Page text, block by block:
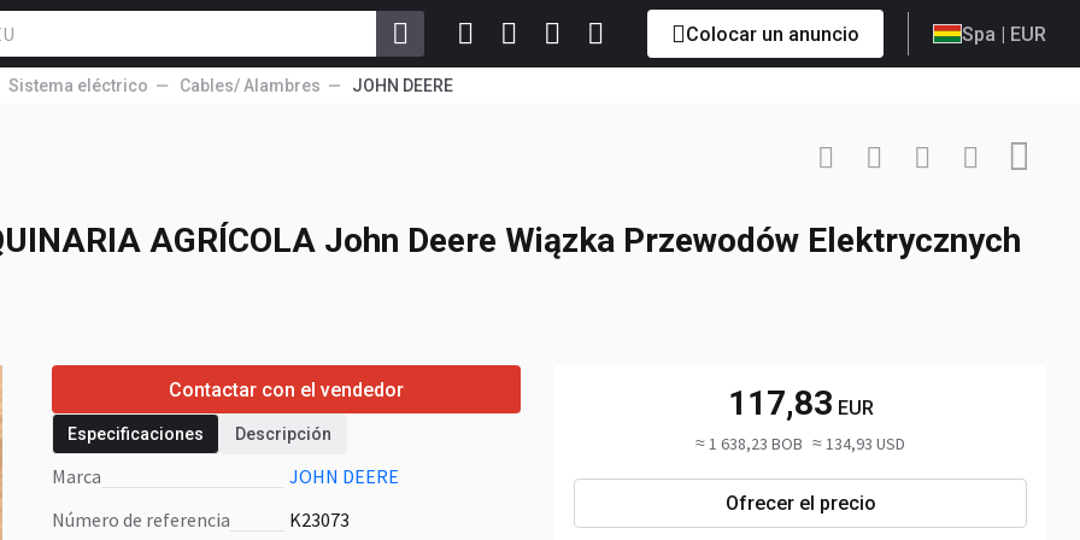
Colocar un anuncio Spa | EUR
Sistema eléctrico Cables/ Alambres JOHN DEERE
+48 782 ... Mostrar
AGRÍCOLA John Deere Wiązka Przewodów Elektrycznych
Contactar con el vendedor
Especificaciones Descripción
Marca
JOHN DEERE
Número de referencia
K23073
117,83 EUR
≈ 1 638,23 BOB ≈ 134,93 USD
Ofrecer el precio